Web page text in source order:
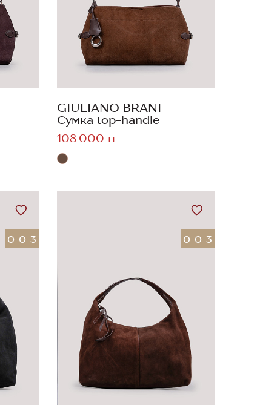
GIULIANO BRANI
Сумка top-handle
108 000 тг
0-0-3 0-0-3